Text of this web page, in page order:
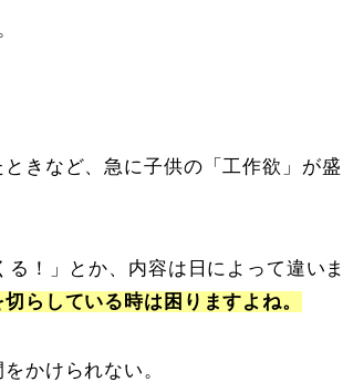
きなど、急に子供の「工作欲」が
！」とか、内容は日によって違いま
らしている時は困りますよね。
かけられない。